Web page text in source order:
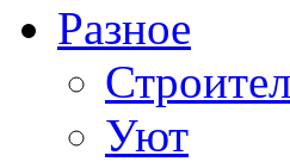
Разное
Уют